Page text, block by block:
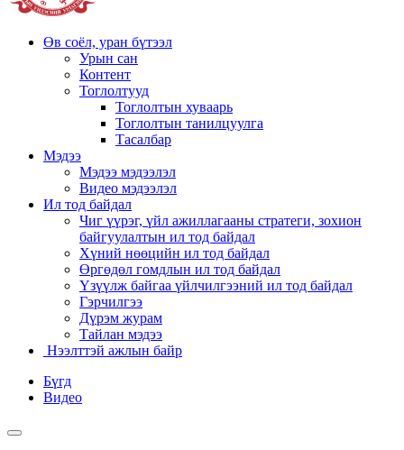
Өв соёл, уран бүтээл
Урын сан
Контент
Тоглолтууд
Тоглолтын хуваарь
Тоглолтын танилцуулга
Тасалбар
Мэдээ
Мэдээ мэдээлэл
Видео мэдээлэл
Ил тод байдал
Чиг үүрэг, үйл ажиллагааны стратеги, зохион
байгуулалтын ил тод байдал
Хүний нөөцийн ил тод байдал
Өргөдөл гомдлын ил тод байдал
Үзүүлж байгаа үйлчилгээний ил тод байдал
Гэрчилгээ
Дүрэм журам
Тайлан мэдээ
Нээлттэй ажлын байр
Бүгд
Видео